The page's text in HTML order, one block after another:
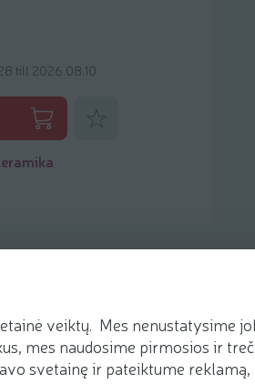
veiktų. Mes nenustatysime
mes naudosime pirmosios ir
svetainę ir pateiktume reklamą,
till 2026.08.10